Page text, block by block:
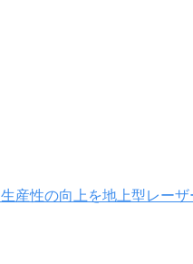
産性の向上を地上型レー